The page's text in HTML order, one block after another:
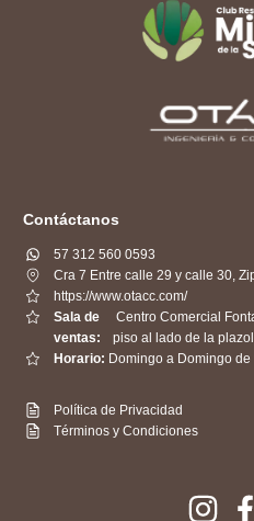
Contáctanos
57 312 560 0593
Cra 7 Entre calle 29 y calle 30,
https://www.otacc.com/
Sala de
ventas:
Centro Comercial
piso al lado de la
Horario: Domingo a Domingo de
Política de Privacidad
Términos y Condiciones